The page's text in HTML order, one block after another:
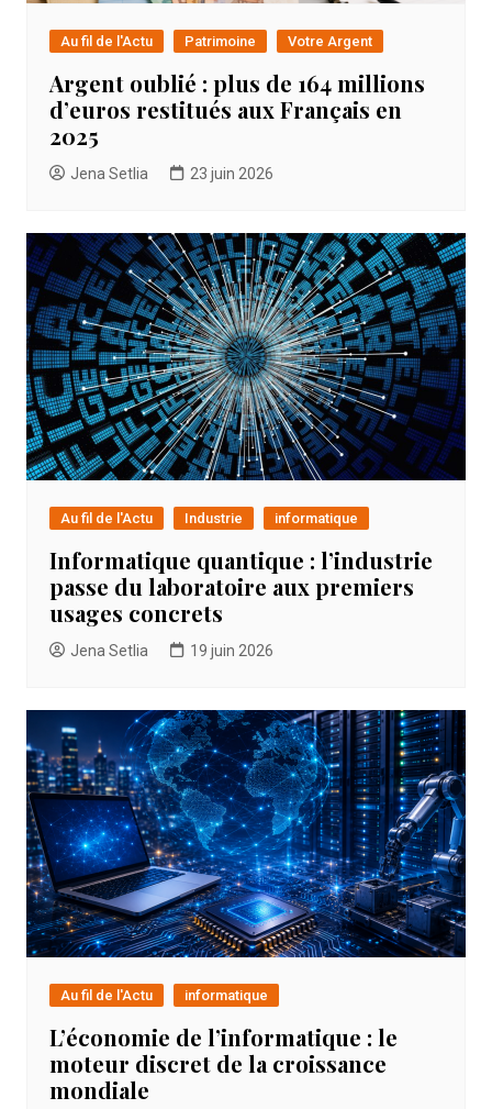
Au fil de l'Actu Patrimoine Votre Argent
Argent oublié : plus de 164 millions
d’euros restitués aux Français en
2025
Jena Setlia 23 juin 2026
Au fil de l'Actu Industrie informatique
Informatique quantique : l’industrie
passe du laboratoire aux premiers
usages concrets
Jena Setlia 19 juin 2026
Au fil de l'Actu informatique
L’économie de l’informatique : le
moteur discret de la croissance
mondiale